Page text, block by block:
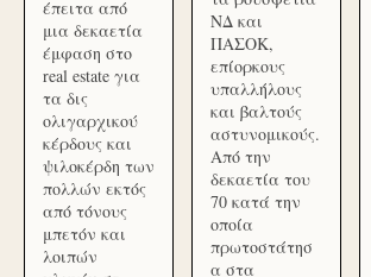
έπειτα από
μια δεκαετία
έμφαση στο
real estate για
τα δις
ολιγαρχικού
κέρδους και
ψιλοκέρδη των
πολλών εκτός
από τόνους
μπετόν και
λοιπών
ΝΔ και
ΠΑΣΟΚ,
επίορκους
υπαλλήλους
και βαλτούς
αστυνομικούς.
Από την
δεκαετία του
70 κατά την
οποία
πρωτοστάτησ
α στα